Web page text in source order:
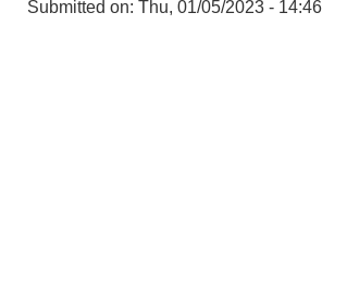
Submitted on: Thu, 01/05/2023 - 14:46